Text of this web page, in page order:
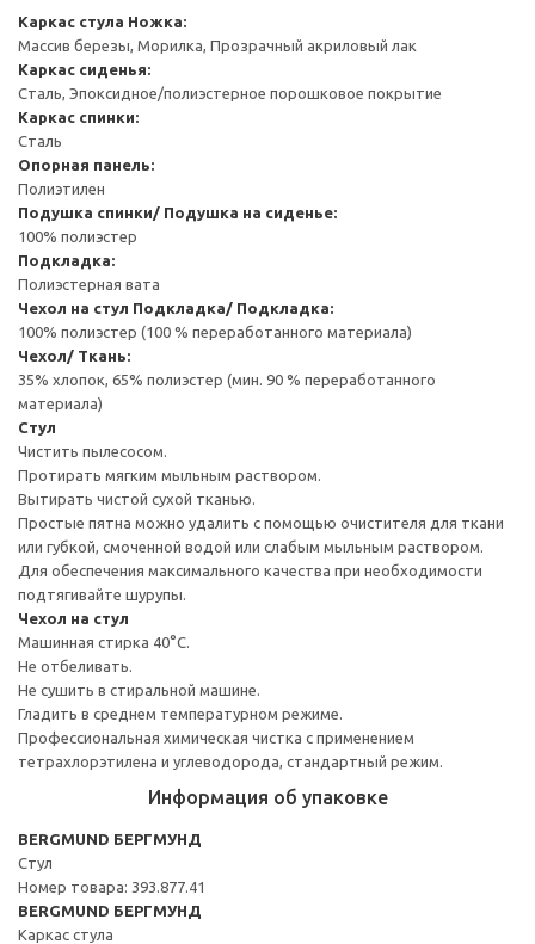
Каркас стула Ножка:
Массив березы, Морилка, Прозрачный акриловый лак
Каркас сиденья:
Сталь, Эпоксидное/полиэстерное порошковое покрытие
Каркас спинки:
Сталь
Опорная панель:
Полиэтилен
Подушка спинки/ Подушка на сиденье:
100% полиэстер
Подкладка:
Полиэстерная вата
Чехол на стул Подкладка/ Подкладка:
100% полиэстер (100 % переработанного материала)
Чехол/ Ткань:
35% хлопок, 65% полиэстер (мин. 90 % переработанного
материала)
Стул
Чистить пылесосом.
Протирать мягким мыльным раствором.
Вытирать чистой сухой тканью.
Простые пятна можно удалить с помощью очистителя для ткани
или губкой, смоченной водой или слабым мыльным раствором.
Для обеспечения максимального качества при необходимости
подтягивайте шурупы.
Чехол на стул
Машинная стирка 40°С.
Не отбеливать.
Не сушить в стиральной машине.
Гладить в среднем температурном режиме.
Профессиональная химическая чистка с применением
тетрахлорэтилена и углеводорода, стандартный режим.
Информация об упаковке
BERGMUND БЕРГМУНД
Стул
Номер товара: 393.877.41
BERGMUND БЕРГМУНД
Каркас стула